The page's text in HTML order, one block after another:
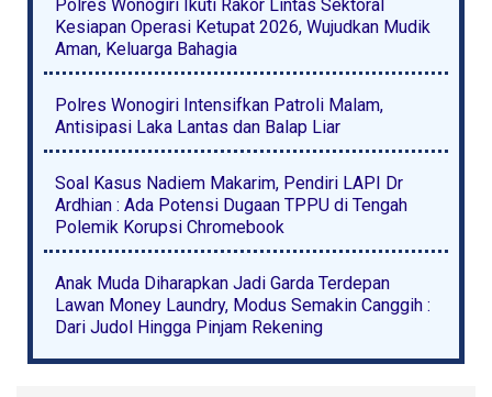
Polres Wonogiri Ikuti Rakor Lintas Sektoral
Kesiapan Operasi Ketupat 2026, Wujudkan Mudik
Aman, Keluarga Bahagia
Polres Wonogiri Intensifkan Patroli Malam,
Antisipasi Laka Lantas dan Balap Liar
Soal Kasus Nadiem Makarim, Pendiri LAPI Dr
Ardhian : Ada Potensi Dugaan TPPU di Tengah
Polemik Korupsi Chromebook
Anak Muda Diharapkan Jadi Garda Terdepan
Lawan Money Laundry, Modus Semakin Canggih :
Dari Judol Hingga Pinjam Rekening